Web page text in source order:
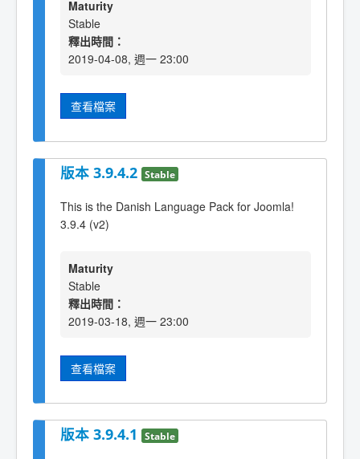
Maturity
Stable
釋出時間：
2019-04-08, 週一 23:00
查看檔案
版本 3.9.4.2 Stable
This is the Danish Language Pack for Joomla!
3.9.4 (v2)
Maturity
Stable
釋出時間：
2019-03-18, 週一 23:00
查看檔案
版本 3.9.4.1 Stable